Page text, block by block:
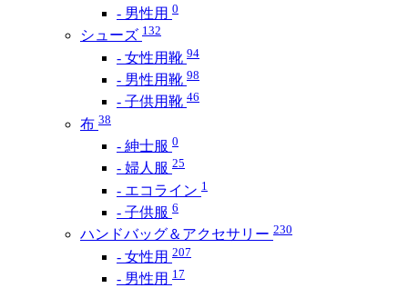
- 男性用 0
シューズ 132
- 女性用靴 94
- 男性用靴 98
- 子供用靴 46
布 38
- 紳士服 0
- 婦人服 25
- エコライン 1
- 子供服 6
ハンドバッグ＆アクセサリー 230
- 女性用 207
- 男性用 17